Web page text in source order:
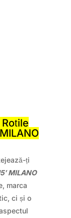
ți
MILANO
marca
ci și o